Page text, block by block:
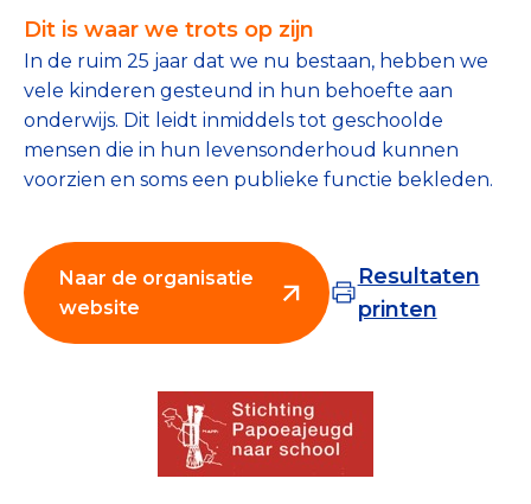
Contact & Signalen
Check keurmerk goede doelen
Collecterooster/wervingrooster
Over het CBF
Dit is waar we trots op zijn
In de ruim 25 jaar dat we nu bestaan, hebben we
vele kinderen gesteund in hun behoefte aan
onderwijs. Dit leidt inmiddels tot geschoolde
mensen die in hun levensonderhoud kunnen
voorzien en soms een publieke functie bekleden.
Naar de organisatie
website
Resultaten
printen